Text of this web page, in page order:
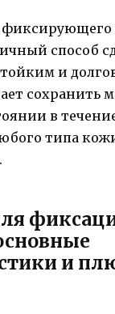
фиксирующего
способ
и
сохранить
в
типа
и